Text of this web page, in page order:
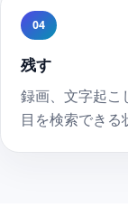
04
残す
録画、文字起こ
目を検索できる